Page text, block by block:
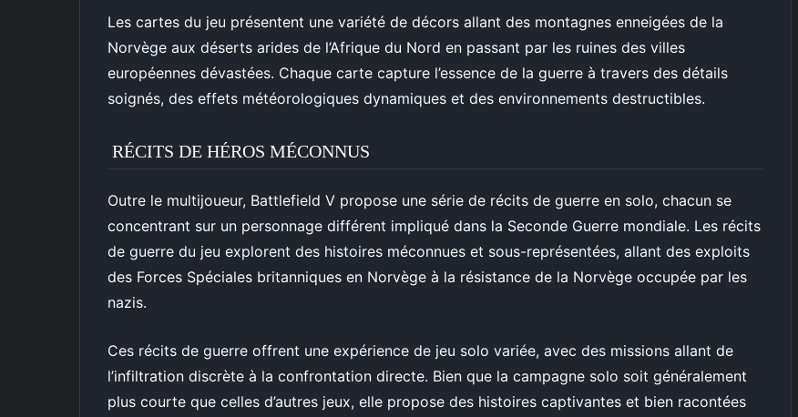
Les cartes du jeu présentent une variété de décors allant des montagnes enneigées de la
Norvège aux déserts arides de l’Afrique du Nord en passant par les ruines des villes
européennes dévastées. Chaque carte capture l’essence de la guerre à travers des détails
soignés, des effets météorologiques dynamiques et des environnements destructibles.
RÉCITS DE HÉROS MÉCONNUS
Outre le multijoueur, Battlefield V propose une série de récits de guerre en solo, chacun se
concentrant sur un personnage différent impliqué dans la Seconde Guerre mondiale. Les récits
de guerre du jeu explorent des histoires méconnues et sous-représentées, allant des exploits
des Forces Spéciales britanniques en Norvège à la résistance de la Norvège occupée par les
nazis.
Ces récits de guerre offrent une expérience de jeu solo variée, avec des missions allant de
l’infiltration discrète à la confrontation directe. Bien que la campagne solo soit généralement
plus courte que celles d’autres jeux, elle propose des histoires captivantes et bien racontées